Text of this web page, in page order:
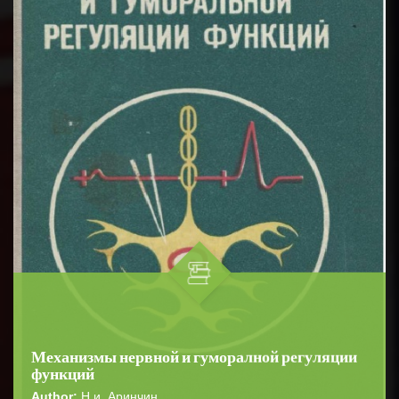
Механизмы нервной и гуморалной регуляции
функций
Author: Н.и. Аринчин